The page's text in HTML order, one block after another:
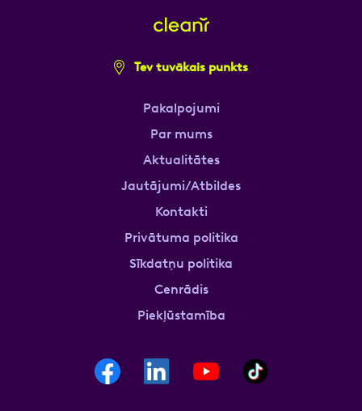
Tev tuvākais punkts
Pakalpojumi
Par mums
Aktualitātes
Jautājumi/Atbildes
Kontakti
Privātuma politika
Sīkdatņu politika
Cenrādis
Piekļūstamība